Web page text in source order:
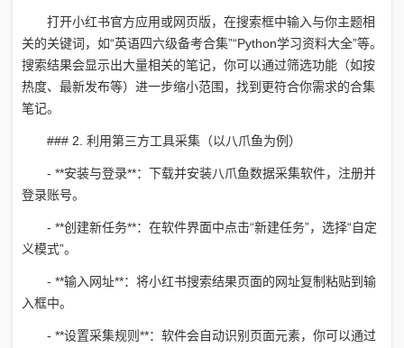
打开小红书官方应用或网页版，在搜索框中输入与你主题相
关的关键词，如“英语四六级备考合集”“Python学习资料大全”等。
搜索结果会显示出大量相关的笔记，你可以通过筛选功能（如按
热度、最新发布等）进一步缩小范围，找到更符合你需求的合集
笔记。
### 2. 利用第三方工具采集（以八爪鱼为例）
- **安装与登录**：下载并安装八爪鱼数据采集软件，注册并
登录账号。
- **创建新任务**：在软件界面中点击“新建任务”，选择“自定
义模式”。
- **输入网址**：将小红书搜索结果页面的网址复制粘贴到输
入框中。
- **设置采集规则**：软件会自动识别页面元素，你可以通过